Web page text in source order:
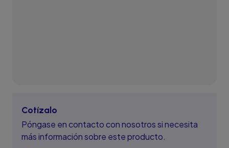
Cotízalo
Póngase en contacto con nosotros si necesita
más información sobre este producto.